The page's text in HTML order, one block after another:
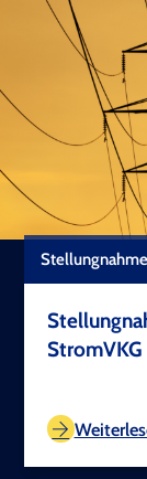
StromVKG